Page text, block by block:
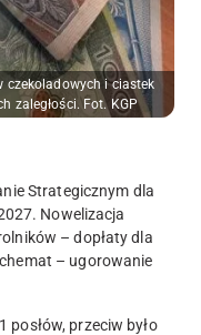
czekoladowych i ciastek
zaległości. Fot. KGP
Strategicznym dla
Nowelizacja
– dopłaty dla
– ugorowanie
posłów, przeciw było